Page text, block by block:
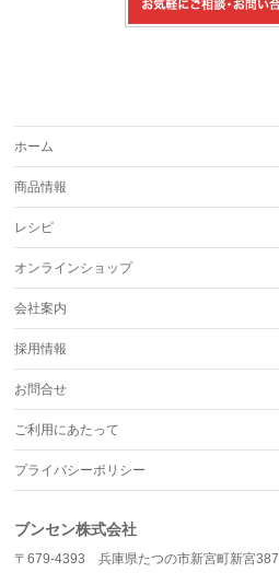
ホーム
商品情報
レシピ
オンラインショップ
会社案内
採用情報
お問合せ
ご利用にあたって
プライバシーポリシー
ブンセン株式会社
〒679-4393 兵庫県たつの市新宮町新宮387